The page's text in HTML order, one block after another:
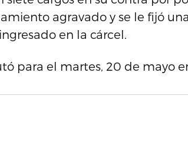
agravado y se le fijó
en la cárcel.
para el martes, 20 de mayo